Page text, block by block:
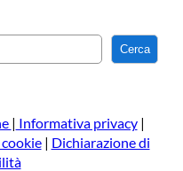
Cerca
| Informativa privacy|
| Dichiarazione di